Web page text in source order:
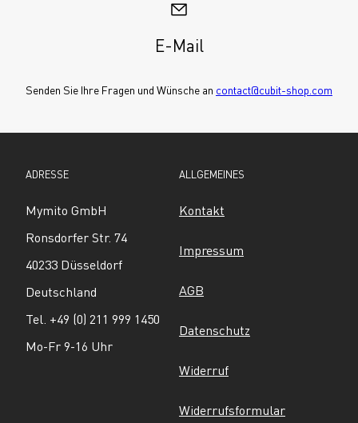
E-Mail
Senden Sie Ihre Fragen und Wünsche an contact@cubit-shop.com
ADRESSE
Mymito GmbH
Ronsdorfer Str. 74
40233 Düsseldorf
Deutschland
Tel. +49 (0) 211 999 1450
Mo-Fr 9-16 Uhr
ALLGEMEINES
Kontakt
Impressum
AGB
Datenschutz
Widerruf
Widerrufsformular